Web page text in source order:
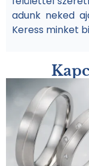
adunk neked
Keress minket